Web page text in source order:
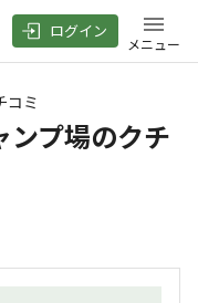
ログイン
メニュー
ミ
ンプ場のクチ